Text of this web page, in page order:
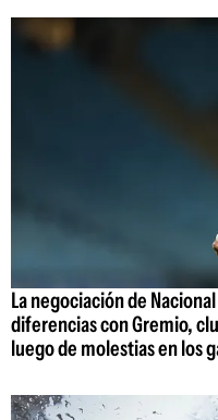
La negociación de
diferencias con Gremio,
luego de molestias en los